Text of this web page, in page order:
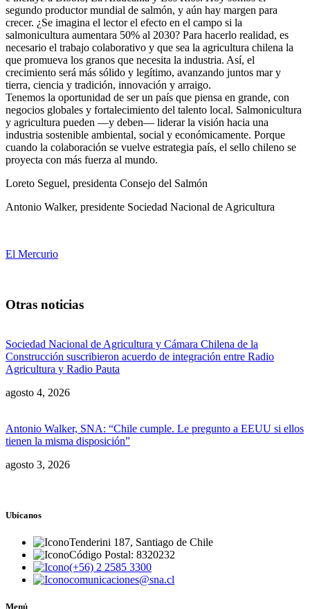
segundo productor mundial de salmón, y aún hay margen para
crecer. ¿Se imagina el lector el efecto en el campo si la
salmonicultura aumentara 50% al 2030? Para hacerlo realidad, es
necesario el trabajo colaborativo y que sea la agricultura chilena la
que promueva los granos que necesita la industria. Así, el
crecimiento será más sólido y legítimo, avanzando juntos mar y
tierra, ciencia y tradición, innovación y arraigo.
Tenemos la oportunidad de ser un país que piensa en grande, con
negocios globales y fortalecimiento del talento local. Salmonicultura
y agricultura pueden —y deben— liderar la visión hacia una
industria sostenible ambiental, social y económicamente. Porque
cuando la colaboración se vuelve estrategia país, el sello chileno se
proyecta con más fuerza al mundo.
Loreto Seguel, presidenta Consejo del Salmón
Antonio Walker, presidente Sociedad Nacional de Agricultura
El Mercurio
Otras noticias
Sociedad Nacional de Agricultura y Cámara Chilena de la
Construcción suscribieron acuerdo de integración entre Radio
Agricultura y Radio Pauta
agosto 4, 2026
Antonio Walker, SNA: “Chile cumple. Le pregunto a EEUU si ellos
tienen la misma disposición”
agosto 3, 2026
Ubícanos
Tenderini 187, Santiago de Chile
Código Postal: 8320232
(+56) 2 2585 3300
comunicaciones@sna.cl
Menú